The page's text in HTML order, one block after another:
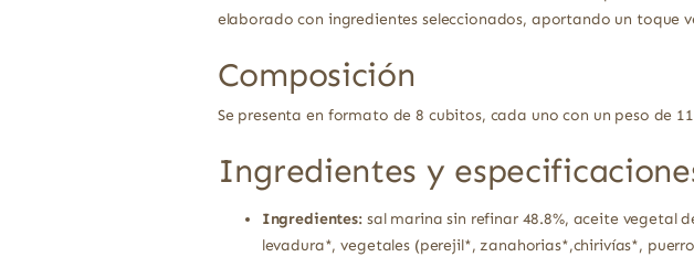
elaborado con ingredientes seleccionados, aportando un toque
Composición
Se presenta en formato de 8 cubitos, cada uno con un peso de
Ingredientes y
Ingredientes:sal marina sin refinar 48.8%, aceite vegetal
levadura*, vegetales (perejil*, zanahorias*,chirivías*,